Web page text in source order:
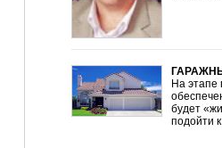
На этапе
будет
подойти